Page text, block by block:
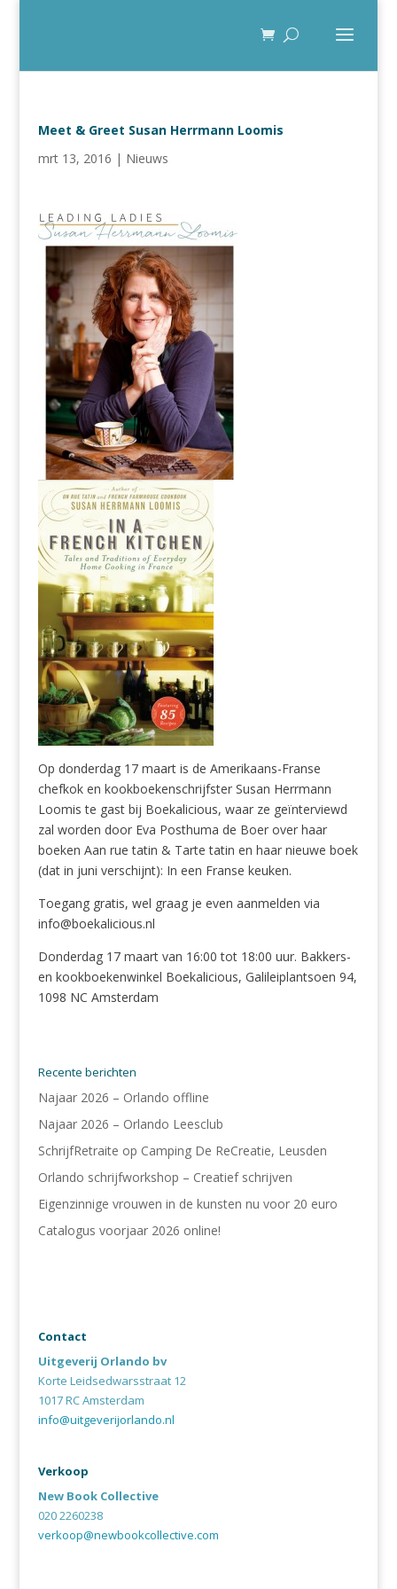
Meet & Greet Susan Herrmann Loomis
mrt 13, 2016 | Nieuws
Op donderdag 17 maart is de Amerikaans-Franse
chefkok en kookboekenschrijfster Susan Herrmann
Loomis te gast bij Boekalicious, waar ze geïnterviewd
zal worden door Eva Posthuma de Boer over haar
boeken Aan rue tatin & Tarte tatin en haar nieuwe boek
(dat in juni verschijnt): In een Franse keuken.
Toegang gratis, wel graag je even aanmelden via
info@boekalicious.nl
Donderdag 17 maart van 16:00 tot 18:00 uur. Bakkers-
en kookboekenwinkel Boekalicious, Galileiplantsoen 94,
1098 NC Amsterdam
Recente berichten
Najaar 2026 – Orlando offline
Najaar 2026 – Orlando Leesclub
SchrijfRetraite op Camping De ReCreatie, Leusden
Orlando schrijfworkshop – Creatief schrijven
Eigenzinnige vrouwen in de kunsten nu voor 20 euro
Catalogus voorjaar 2026 online!
Contact
Uitgeverij Orlando bv
Korte Leidsedwarsstraat 12
1017 RC Amsterdam
info@uitgeverijorlando.nl
Verkoop
New Book Collective
020 2260238
verkoop@newbookcollective.com